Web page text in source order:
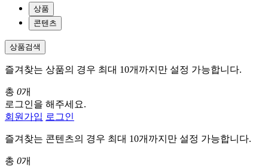
상품
콘텐츠
상품검색
즐겨찾는 상품의 경우 최대 10개까지만 설정 가능합니다.
총 0개
로그인을 해주세요.
회원가입 로그인
즐겨찾는 콘텐츠의 경우 최대 10개까지만 설정 가능합니다.
총 0개